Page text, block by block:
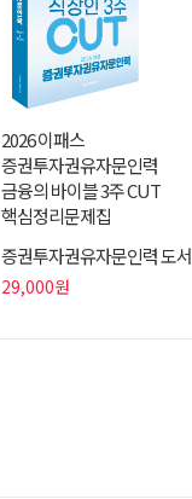
2026 이패스
증권투자권유자문인력
금융의 바이블 3주 CUT
핵심정리문제집
증권투자권유자문인력 도서
29,000원